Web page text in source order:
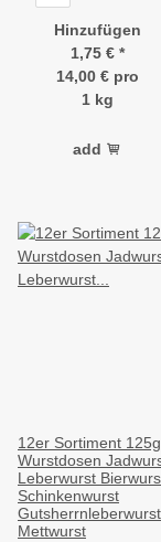
Hinzufügen
1,75 € *
14,00 € pro
1 kg
add
12er Sortiment 125g
Wurstdosen
Leberwurst
Schinkenwurst
Gutsherrnleberwurst
Mettwurst